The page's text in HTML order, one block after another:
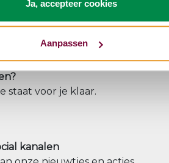
Ja, accepteer cookies
Aanpassen
staat voor je klaar.
kanalen